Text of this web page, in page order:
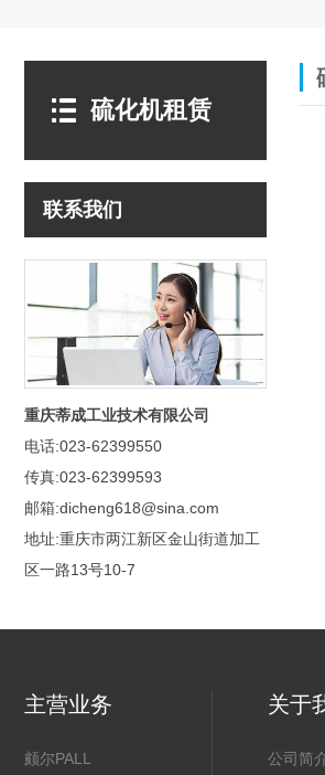
硫化机租赁
联系我们
重庆蒂成工业技术有限公司
电话:023-62399550
传真:023-62399593
邮箱:dicheng618@sina.com
地址:重庆市两江新区金山街道加工
区一路13号10-7
主营业务
颇尔PALL
关于
公司简